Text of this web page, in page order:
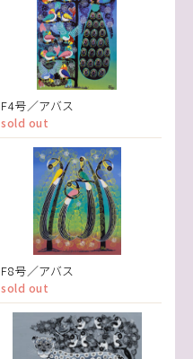
F4号／アバス
sold out
F8号／アバス
sold out